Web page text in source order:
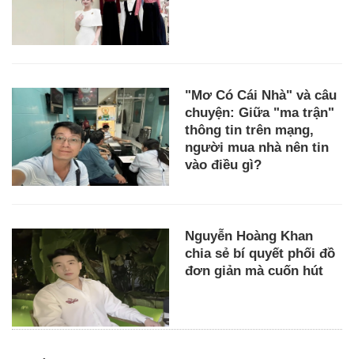
"Mơ Có Cái Nhà" và câu
chuyện: Giữa "ma trận"
thông tin trên mạng,
người mua nhà nên tin
vào điều gì?
Nguyễn Hoàng Khan
chia sẻ bí quyết phối đồ
đơn giản mà cuốn hút